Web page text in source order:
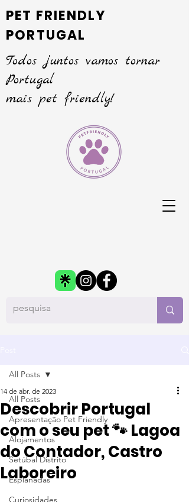
PET FRIENDLY
PORTUGAL
Todos juntos vamos tornar
Portugal
mais pet friendly!
All Posts
Apresentação Pet Friendly
Alojamentos
Setúbal Distrito
Esplanadas
Curiosidades
All Posts
Descobrir Portugal
com o seu pet 🐾 Lagoa
do Contador, Castro
Laboreiro
14 de abr. de 2023